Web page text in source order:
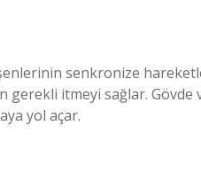
senkronize
itmeyi sağlar. Gövde
yol açar.